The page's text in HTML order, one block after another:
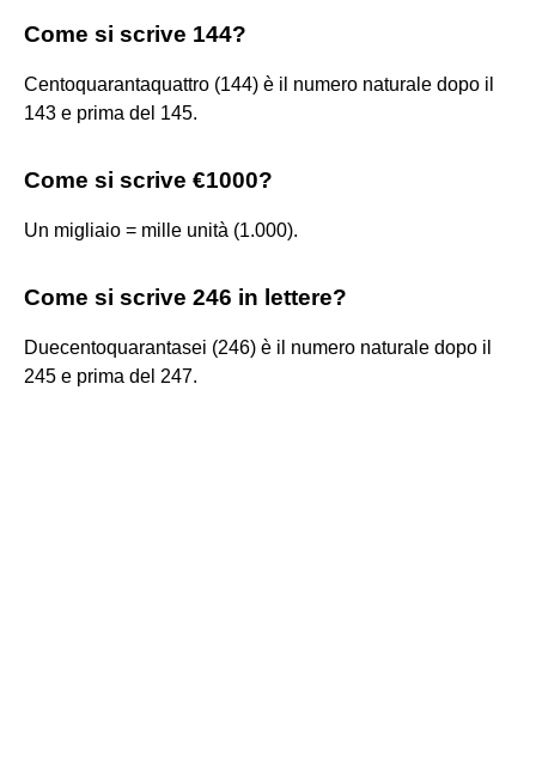
Come si scrive 144?
Centoquarantaquattro (144) è il numero naturale dopo il
143 e prima del 145.
Come si scrive €1000?
Un migliaio = mille unità (1.000).
Come si scrive 246 in lettere?
Duecentoquarantasei (246) è il numero naturale dopo il
245 e prima del 247.